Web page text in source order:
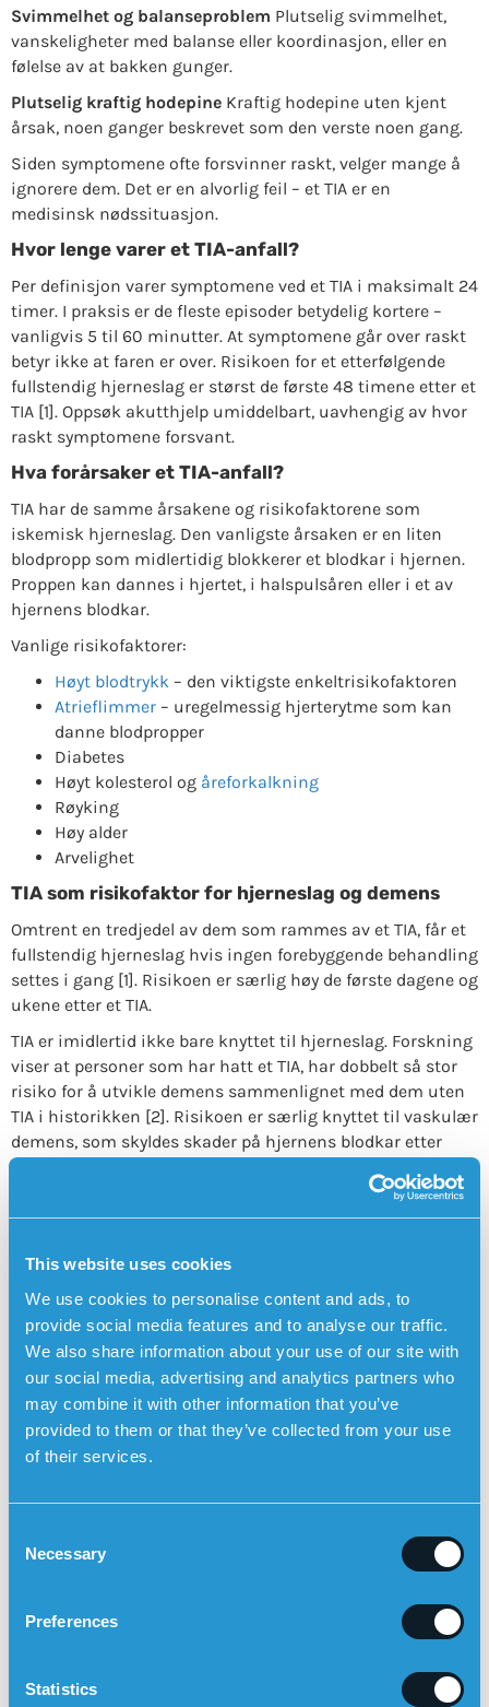
This website uses cookies
We use cookies to personalise content and ads, to
provide social media features and to analyse our traffic.
We also share information about your use of our site with
our social media, advertising and analytics partners who
may combine it with other information that you’ve
provided to them or that they’ve collected from your use
of their services.
Necessary
Preferences
Statistics
Svimmelhet og balanseproblem Plutselig svimmelhet,
vanskeligheter med balanse eller koordinasjon, eller en
følelse av at bakken gunger.
Plutselig kraftig hodepineKraftig hodepine uten kjent
årsak, noen ganger beskrevet som den verste noen gang.
Siden symptomene ofte forsvinner raskt, velger mange å
ignorere dem. Det er en alvorlig feil – et TIA er en
medisinsk nødssituasjon.
Hvor lenge varer et TIA-anfall?
Per definisjon varer symptomene ved et TIA i maksimalt 24
timer. I praksis er de fleste episoder betydelig kortere –
vanligvis 5 til 60 minutter. At symptomene går over raskt
betyr ikke at faren er over. Risikoen for et etterfølgende
fullstendig hjerneslag er størst de første 48 timene etter et
TIA [1]. Oppsøk akutthjelp umiddelbart, uavhengig av hvor
raskt symptomene forsvant.
Hva forårsaker et TIA-anfall?
TIA har de samme årsakene og risikofaktorene som
iskemisk hjerneslag. Den vanligste årsaken er en liten
blodpropp som midlertidig blokkerer et blodkar i hjernen.
Proppen kan dannes i hjertet, i halspulsåren eller i et av
hjernens blodkar.
Vanlige risikofaktorer:
Høyt blodtrykk – den viktigste enkeltrisikofaktoren
Atrieflimmer– uregelmessig hjerterytme som kan
danne blodpropper
Diabetes
Høyt kolesterol og åreforkalkning
Røyking
Høy alder
Arvelighet
TIA som risikofaktor for hjerneslag og demens
Omtrent en tredjedel av dem som rammes av et TIA, får et
fullstendig hjerneslag hvis ingen forebyggende behandling
settes i gang [1]. Risikoen er særlig høy de første dagene og
ukene etter et TIA.
TIA er imidlertid ikke bare knyttet til hjerneslag. Forskning
viser at personer som har hatt et TIA, har dobbelt så stor
risiko for å utvikle demens sammenlignet med dem uten
TIA i historikken [2]. Risikoen er særlig knyttet til vaskulær
demens, som skyldes skader på hjernens blodkar etter
gjentatte episoder med oksygenmangel.
Hvert TIA kan skade hjerneceller, selv om symptomene
Hvordan forebygger man et nytt TIA-anfall?
Å raskt oppsøke helsehjelp etter et TIA kan redde liv og
forhindre alvorlige komplikasjoner. Behandling etter et TIA
inkluderer vanligvis:
Blodfortynnende medisiner (f.eks. acetylsalisylsyre
eller klopidogrel)
Livsstilsendringer: røykeslutt, regelmessig mosjon og
sunnere kosthold
forebygge hjerneslag?
når du trenger det